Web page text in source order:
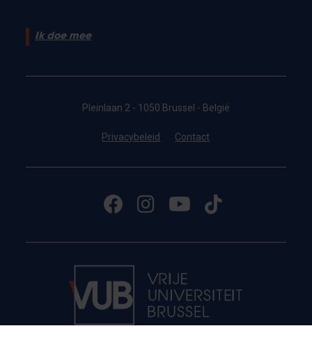
Ik doe mee
Pleinlaan 2 - 1050 Brussel - België
Privacybeleid Contact